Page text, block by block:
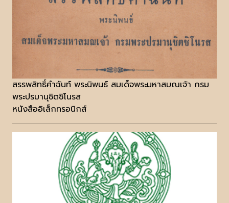
สรรพสิทธิ์คำฉันท์ พระนิพนธ์ สมเด็จพระมหาสมณเจ้า กรม
พระปรมานุชิตชิโนรส
หนังสืออิเล็กทรอนิกส์